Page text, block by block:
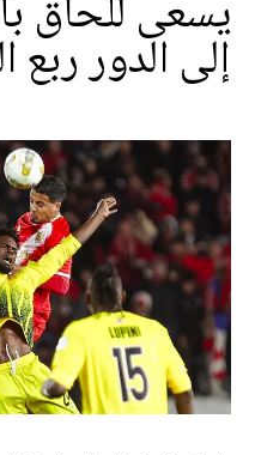
يسعى للحاق
إلى الدور ربع